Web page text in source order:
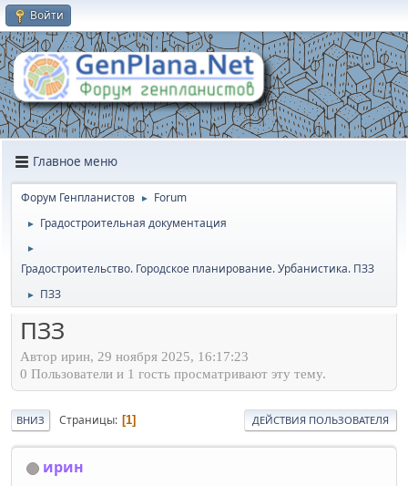
Войти
Главное меню
Форум Генпланистов ► Forum
► Градостроительная документация
►
Градостроительство. Городское планирование. Урбанистика. ПЗЗ
► ПЗЗ
ПЗЗ
Автор ирин, 29 ноября 2025, 16:17:23
0 Пользователи и 1 гость просматривают эту тему.
ВНИЗ Страницы 1 ДЕЙСТВИЯ ПОЛЬЗОВАТЕЛЯ
ирин